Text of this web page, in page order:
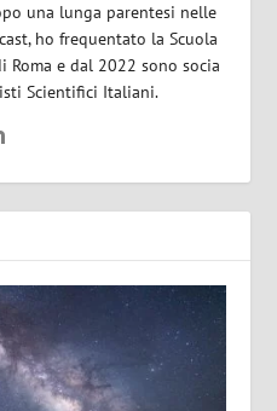
una lunga parentesi nelle
ho frequentato la Scuola
Roma e dal 2022 sono socia
Scientifici Italiani.